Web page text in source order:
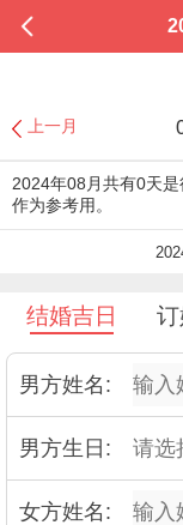
上一月
2024年08月共有0天
作为参考用。
结婚吉日 订
男方姓名:
男方生日:
女方姓名: